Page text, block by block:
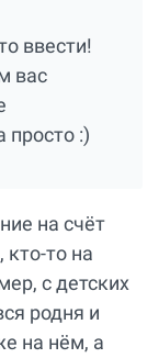
ввести!
вас
просто :)
на счёт
кто-то на
с детских
родня и
на нём, а